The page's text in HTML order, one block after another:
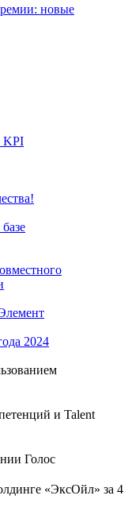
новые
KPI
2024
и Talent
Голос
«ЭксОйл» за 4